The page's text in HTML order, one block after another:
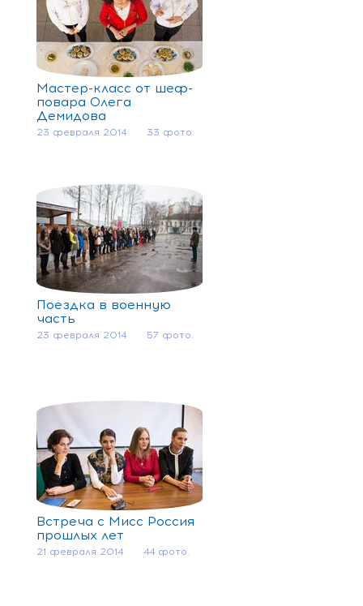
Мастер-класс от шеф-
повара Олега
Демидова
23 февраля 2014 33 фото.
Поездка в военную
часть
23 февраля 2014 57 фото.
Встреча с Мисс Россия
прошлых лет
21 февраля 2014 44 фото.